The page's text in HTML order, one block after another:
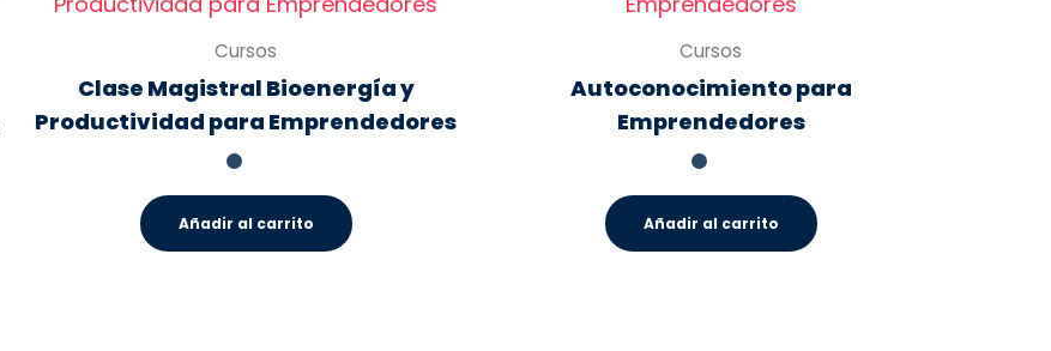
Cursos
Clase Magistral Bioenergía y
Productividad para Emprendedores
Añadir al carrito
Cursos
Autoconocimiento para
Emprendedores
Añadir al carrito